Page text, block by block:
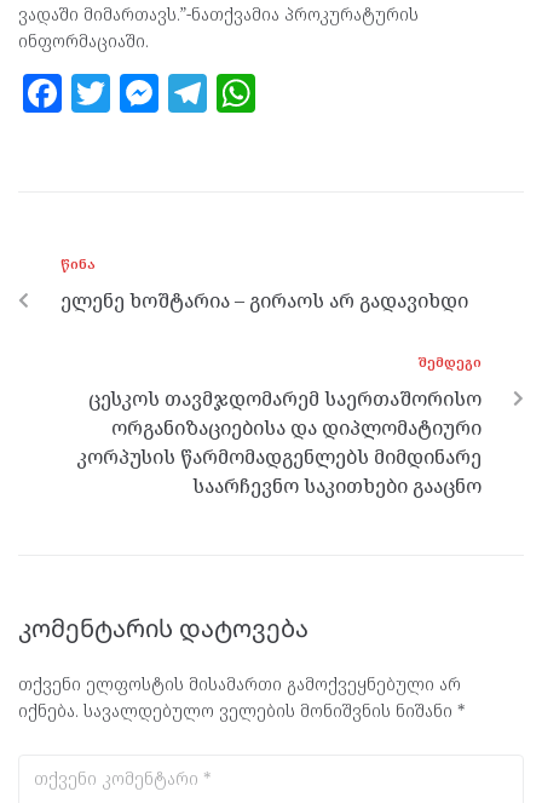
ვადაში მიმართავს.”-ნათქვამია პროკურატურის
ინფორმაციაში.
F
o
o
k
T M
er
T
m p
p
ᲬᲘᲜᲐ
ელენე ხოშტარია – გირაოს არ გადავიხდი
ᲨᲔᲛᲓᲔᲒᲘ
ცესკოს თავმჯდომარემ საერთაშორისო
ორგანიზაციებისა და დიპლომატიური
კორპუსის წარმომადგენლებს მიმდინარე
საარჩევნო საკითხები გააცნო
კომენტარის დატოვება
თქვენი ელფოსტის მისამართი გამოქვეყნებული არ
იქნება. სავალდებულო ველების მონიშვნის ნიშანი *